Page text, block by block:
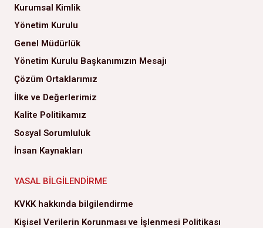
Kurumsal Kimlik
Yönetim Kurulu
Genel Müdürlük
Yönetim Kurulu Başkanımızın Mesajı
Çözüm Ortaklarımız
İlke ve Değerlerimiz
Kalite Politikamız
Sosyal Sorumluluk
İnsan Kaynakları
YASAL BILGILENDIRME
KVKK hakkında bilgilendirme
Kişisel Verilerin Korunması ve İşlenmesi Politikası